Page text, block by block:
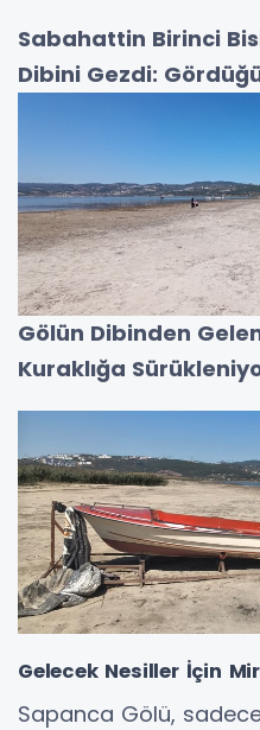
Sabahattin Birinci
Dibini Gezdi:
Gölün Dibinden
Kuraklığa
Gelecek Nesiller İçin
Sapanca Gölü,